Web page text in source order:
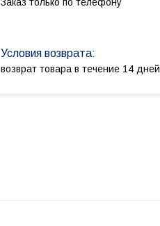
возврат товара в течение 14 дней